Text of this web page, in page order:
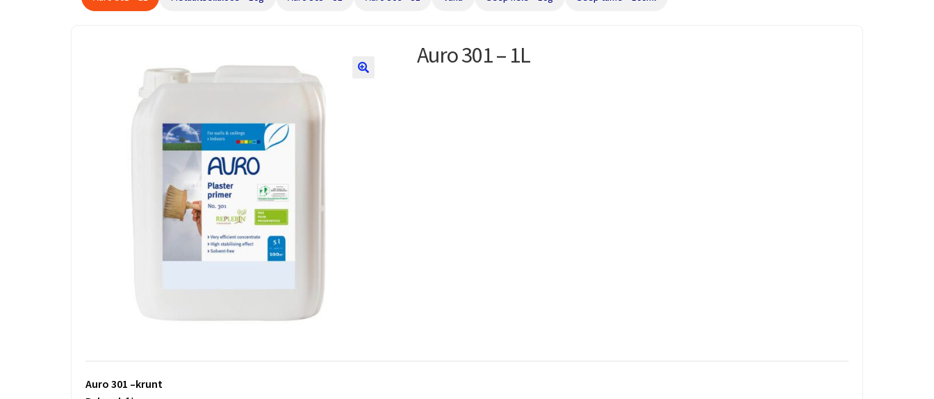
Auro 301 – 1L
Auro 301 –krunt